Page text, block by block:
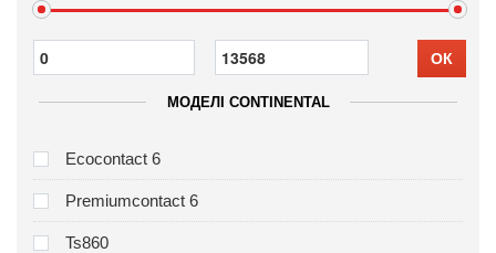
ОК
МОДЕЛІ CONTINENTAL
Ecocontact 6
Premiumcontact 6
Ts860